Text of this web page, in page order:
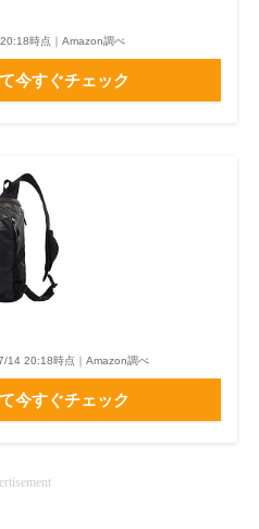
時点｜Amazon調べ
今すぐチェック
14 20:18時点｜Amazon調べ
今すぐチェック